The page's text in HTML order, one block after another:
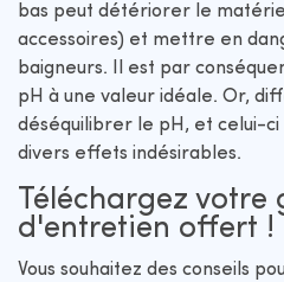
bas peut détériorer le
accessoires) et mettre en
baigneurs. Il est par
pH à une valeur idéale. Or,
déséquilibrer le pH, et celui-
divers effets indésirables.
Téléchargez votre
d'entretien offert !
Vous souhaitez des conseils